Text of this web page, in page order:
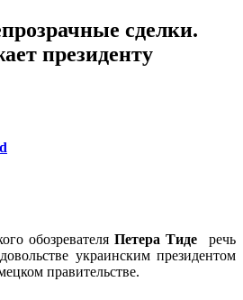
cделки.
президенту
обозревателяПетера Тиде речь
украинским президентом
правительстве.